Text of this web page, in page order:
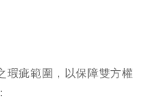
瑕疵範圍，以保障雙方權